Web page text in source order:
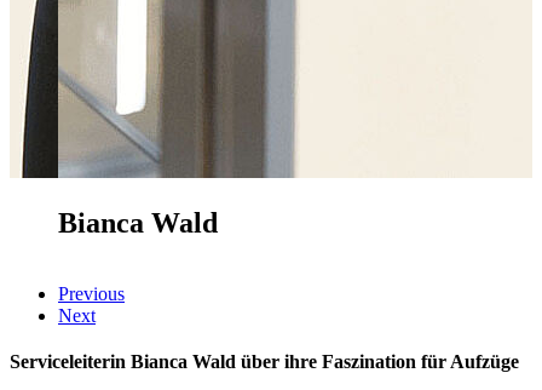
Bianca Wald
Previous
Next
Serviceleiterin Bianca Wald über ihre Faszination für Aufzüge